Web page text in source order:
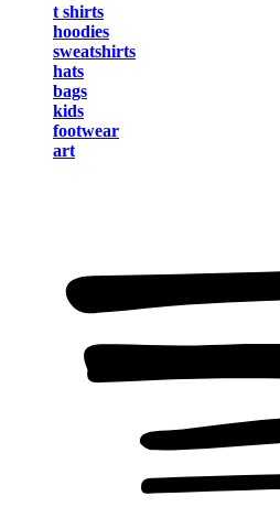
t shirts
hoodies
sweatshirts
hats
bags
kids
footwear
art